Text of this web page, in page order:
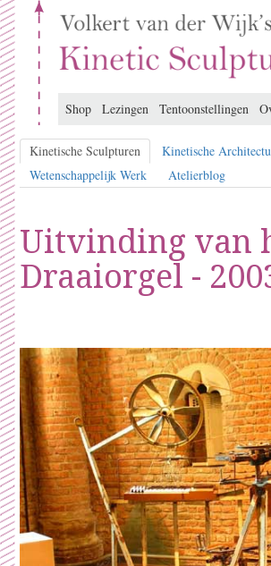
Shop Lezingen Tentoonstellingen
Kinetische Sculpturen Kinetische
Wetenschappelijk Werk
Atelierblog
Uitvinding van
Draaiorgel -